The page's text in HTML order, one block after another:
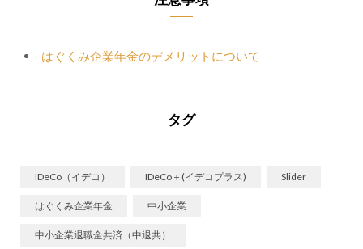
はぐくみ企業年金のデメリットについて
タグ
IDeCo（イデコ） IDeCo＋(イデコプラス) Slider
はぐくみ企業年金 中小企業
中小企業退職金共済（中退共）